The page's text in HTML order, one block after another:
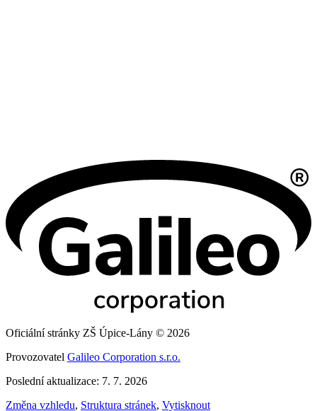
Oficiální stránky ZŠ Úpice-Lány © 2026
Provozovatel Galileo Corporation s.r.o.
Poslední aktualizace: 7. 7. 2026
Změna vzhledu, Struktura stránek, Vytisknout